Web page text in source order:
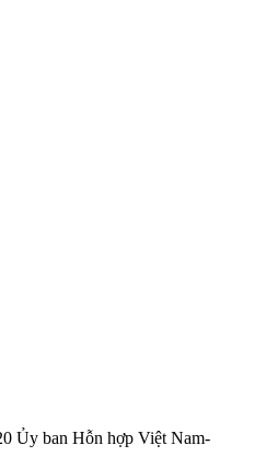
Ủy ban Hỗn hợp Việt Nam-